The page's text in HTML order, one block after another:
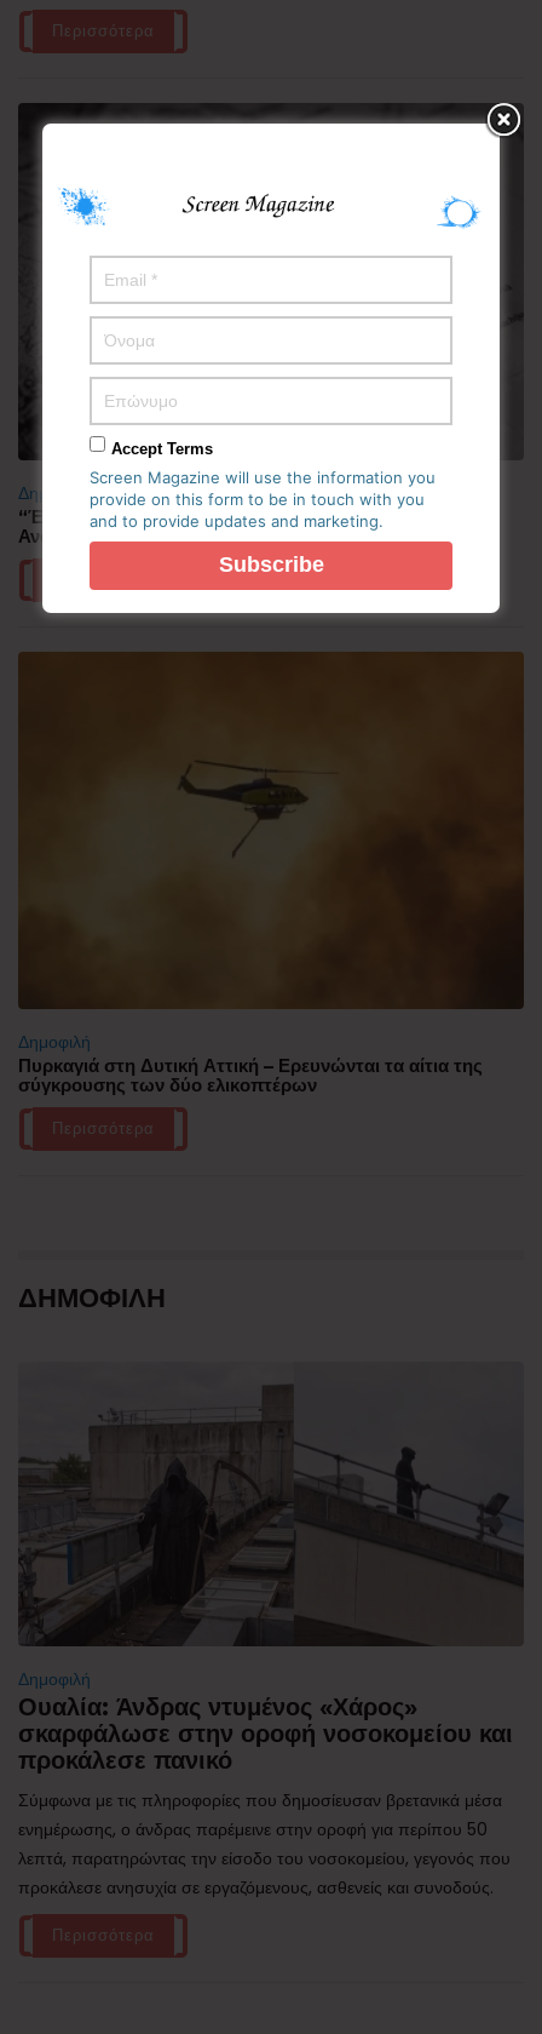
Περισσότερα
Δημοφιλή
“Έλιωσε” από τη ζέστη η Κορεατική Χερσόνησος –
Ανάσες δροσιάς αναζητούν οι πολίτες
Δημοφιλή
Πυρκαγιά στη Δυτική Αττική – Ερευνώνται τα αίτια της
σύγκρουσης των δύο ελικοπτέρων
Περισσότερα
ΔΗΜΟΦΙΛΗ
Δημοφιλή
Ουαλία: Άνδρας ντυμένος «Χάρος»
σκαρφάλωσε στην οροφή νοσοκομείου και
προκάλεσε πανικό
Σύμφωνα με τις πληροφορίες που δημοσίευσαν βρετανικά μέσα
ενημέρωσης, ο άνδρας παρέμεινε στην οροφή για περίπου 50
λεπτά, παρατηρώντας την είσοδο του νοσοκομείου, γεγονός που
προκάλεσε ανησυχία σε εργαζόμενους, ασθενείς και συνοδούς.
Περισσότερα
Accept Terms
Screen Magazine will use the information you
provide on this form to be in touch with you
and to provide updates and marketing.